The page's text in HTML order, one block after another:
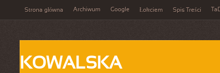
Strona główna Archiwum Google Łokciem Spis Treści
KOWALSKA